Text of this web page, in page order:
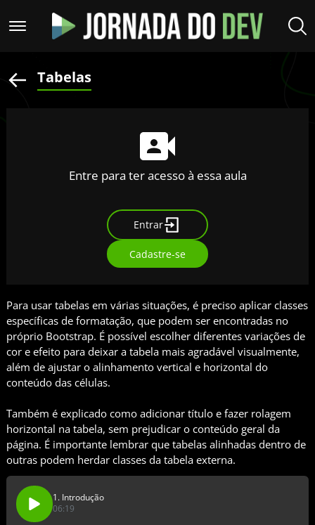
Tabelas
Entre para ter acesso à essa aula
Entrar
Cadastre-se
Para usar tabelas em várias situações, é preciso aplicar classes
específicas de formatação, que podem ser encontradas no
próprio Bootstrap. É possível escolher diferentes variações de
cor e efeito para deixar a tabela mais agradável visualmente,
além de ajustar o alinhamento vertical e horizontal do
conteúdo das células.
Também é explicado como adicionar título e fazer rolagem
horizontal na tabela, sem prejudicar o conteúdo geral da
página. É importante lembrar que tabelas alinhadas dentro de
outras podem herdar classes da tabela externa.
1. Introdução
06:19